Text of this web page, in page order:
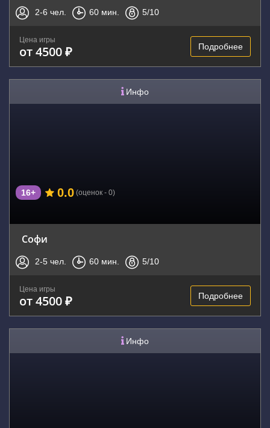
2-6 чел. 60 мин. 5/10
Цена игры
от 4500 ₽ Подробнее
Инфо
16+ 0.0 (оценок - 0)
Софи
2-5 чел. 60 мин. 5/10
Цена игры
от 4500 ₽ Подробнее
Инфо